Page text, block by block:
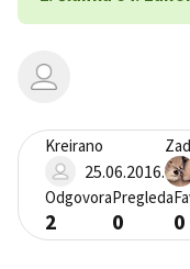
Kreirano
25.06.2016.
Odgovora
2
Pregleda
0 0